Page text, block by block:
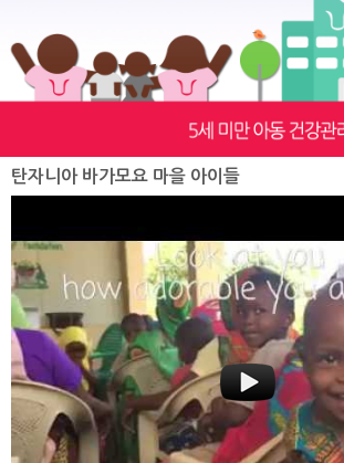
탄자니아 바가모요 마을 아이들